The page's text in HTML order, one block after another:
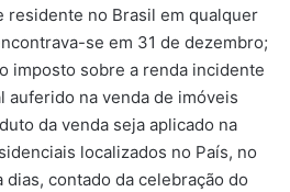
residente no Brasil em qualquer
se em 31 de dezembro;
imposto sobre a renda incidente
auferido na venda de imóveis
da venda seja aplicado na
localizados no País, no
contado da celebração do